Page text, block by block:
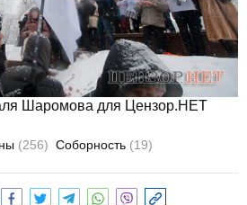
Шаромова для Цензор.НЕТ
(256) Соборность (19)